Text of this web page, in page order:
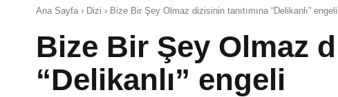
Ana Sayfa › Dizi › Bize Bir Şey Olmaz dizisinin tanıtımına “Delikanlı” engeli
Bize Bir Şey Olmaz
“Delikanlı” engeli